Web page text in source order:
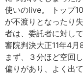
使いのlive。 トップ
が不渡りとなったり
者は、委託者に対し
審院判決大正11年4月
まず、３分ほど空回
偏りがあり、よく出